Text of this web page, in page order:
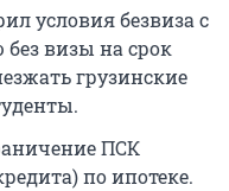
условия безвиза с
без визы на срок
грузинские
ПСК
по ипотеке.